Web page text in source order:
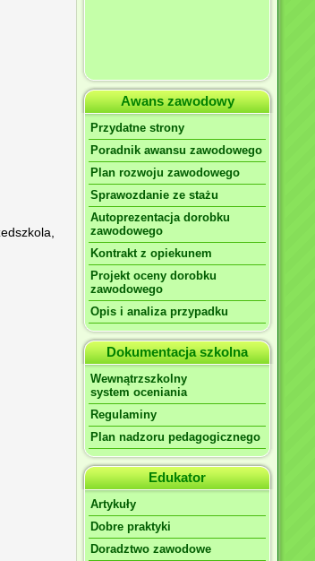
Awans zawodowy
Przydatne strony
Poradnik awansu zawodowego
Plan rozwoju zawodowego
Sprawozdanie ze stażu
Autoprezentacja dorobku
zawodowego
Kontrakt z opiekunem
Projekt oceny dorobku
zawodowego
Opis i analiza przypadku
Dokumentacja szkolna
Wewnątrzszkolny
system oceniania
Regulaminy
Plan nadzoru pedagogicznego
Edukator
Artykuły
Dobre praktyki
Doradztwo zawodowe